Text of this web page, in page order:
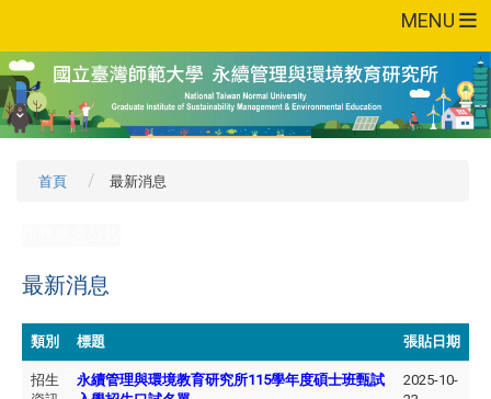
MENU
首頁 最新消息
最新消息
類別 標題 張貼日期
招生
永續管理與環境教育研究所115學年度碩士班甄試
2025-10-